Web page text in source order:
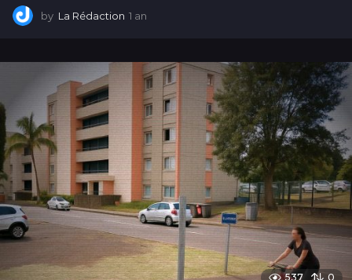
by La Rédaction 1 an
537 0